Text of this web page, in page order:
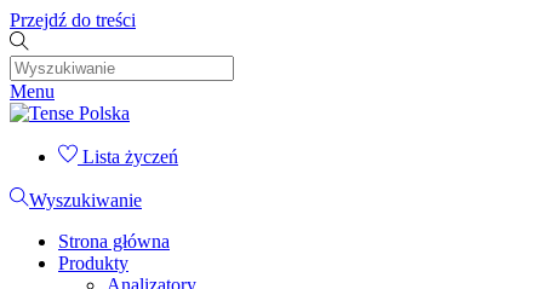
Przejdź do treści
Menu
Lista życzeń
Wyszukiwanie
Strona główna
Produkty
Analizatory